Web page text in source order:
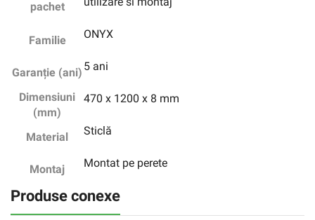
pachet
Familie ONYX
Garanție (ani) 5 ani
Dimensiuni
(mm)
470 x 1200 x 8 mm
Material Sticlă
Montaj Montat pe perete
Produse conexe